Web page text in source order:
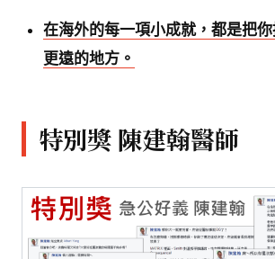
在海外的每一項小成就，都是把
更遠的地方。
特別獎 陳建翰醫師